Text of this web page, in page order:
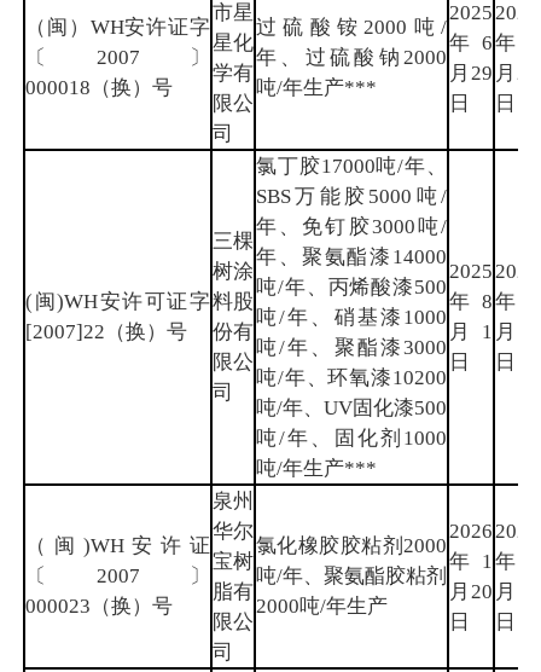
（闽）WH安许证字
〔2007〕
000018（换）号
市星
星化
学有
限公
司
过硫酸铵2000吨/
年、过硫酸钠2000
吨/年生产***
2025
年6
月29
日
2028
年6
月28
日
(闽)WH安许可证字
[2007]22（换）号
三棵
树涂
料股
份有
限公
司
氯丁胶17000吨/年、
SBS万能胶5000吨/
年、免钉胶3000吨/
年、聚氨酯漆14000
吨/年、丙烯酸漆500
吨/年、硝基漆1000
吨/年、聚酯漆3000
吨/年、环氧漆10200
吨/年、UV固化漆500
吨/年、固化剂1000
吨/年生产***
2025
年8
月1
日
2028
年8
月1
日
（闽)WH安许证
〔2007〕
000023（换）号
泉州
华尔
宝树
脂有
限公
司
氯化橡胶胶粘剂2000
吨/年、聚氨酯胶粘剂
2000吨/年生产
2026
年1
月20
日
2029
年1
月19
日